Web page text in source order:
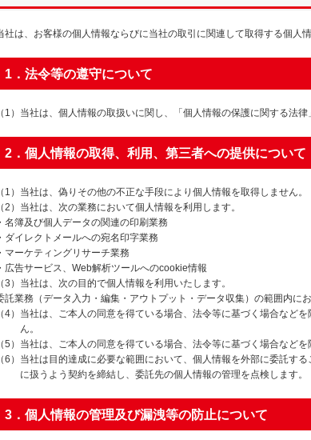
社は、お客様の個人情報ならびに当社の取引に関連して取得する個人
1．法令等の遵守について
（1）当社は、個人情報の取扱いに関し、「個人情報の保護に関する法
2．個人情報の取得、利用、第三者への提供について
（1）当社は、偽りその他の不正な手段により個人情報を取得しません。
（2）当社は、次の業務において個人情報を利用します。
・名簿及び個人データの関連の印刷業務
・ダイレクトメールへの宛名印字業務
・マーケティングリサーチ業務
・広告サービス、Web解析ツールへのcookie情報
（3）当社は、次の目的で個人情報を利用いたします。
託業務（データ入力・編集・アウトプット・データ収集）の範囲内に
（4）当社は、ご本人の同意を得ている場合、法令等に基づく場合など
ん。
（5）当社は、ご本人の同意を得ている場合、法令等に基づく場合など
（6）当社は目的達成に必要な範囲において、個人情報を外部に委託す
に扱うよう契約を締結し、委託先の個人情報の管理を点検します。
3．個人情報の管理及び漏洩等の防止について